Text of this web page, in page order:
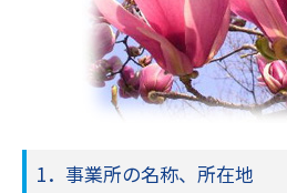
1．事業所の名称、所在地